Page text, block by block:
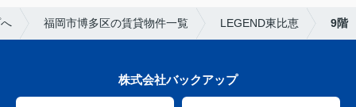
福岡市博多区の賃貸物件一覧 LEGEND東比恵 9階
株式会社バックアップ